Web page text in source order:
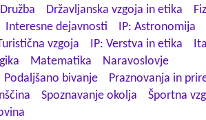
Družba Državljanska vzgoja in etika
Interesne dejavnosti
IP: Astronomija
vzgoja IP: Verstva in etika
Matematika
Naravoslovje
Podaljšano bivanje
Praznovanja in
Spoznavanje okolja
Športna